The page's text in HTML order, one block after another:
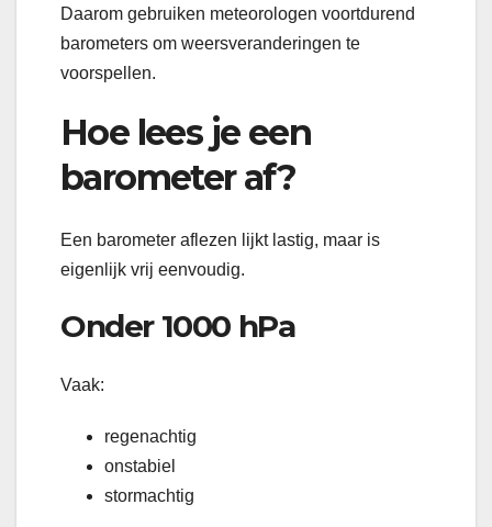
Daarom gebruiken meteorologen voortdurend
barometers om weersveranderingen te
voorspellen.
Hoe lees je een
barometer af?
Een barometer aflezen lijkt lastig, maar is
eigenlijk vrij eenvoudig.
Onder 1000 hPa
Vaak:
regenachtig
onstabiel
stormachtig